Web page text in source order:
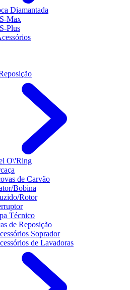
Diamantada
Max
Plus
O\'Ring
de Carvão
Bobina
Rotor
Técnico
de Reposição
Soprador
de Lavadoras